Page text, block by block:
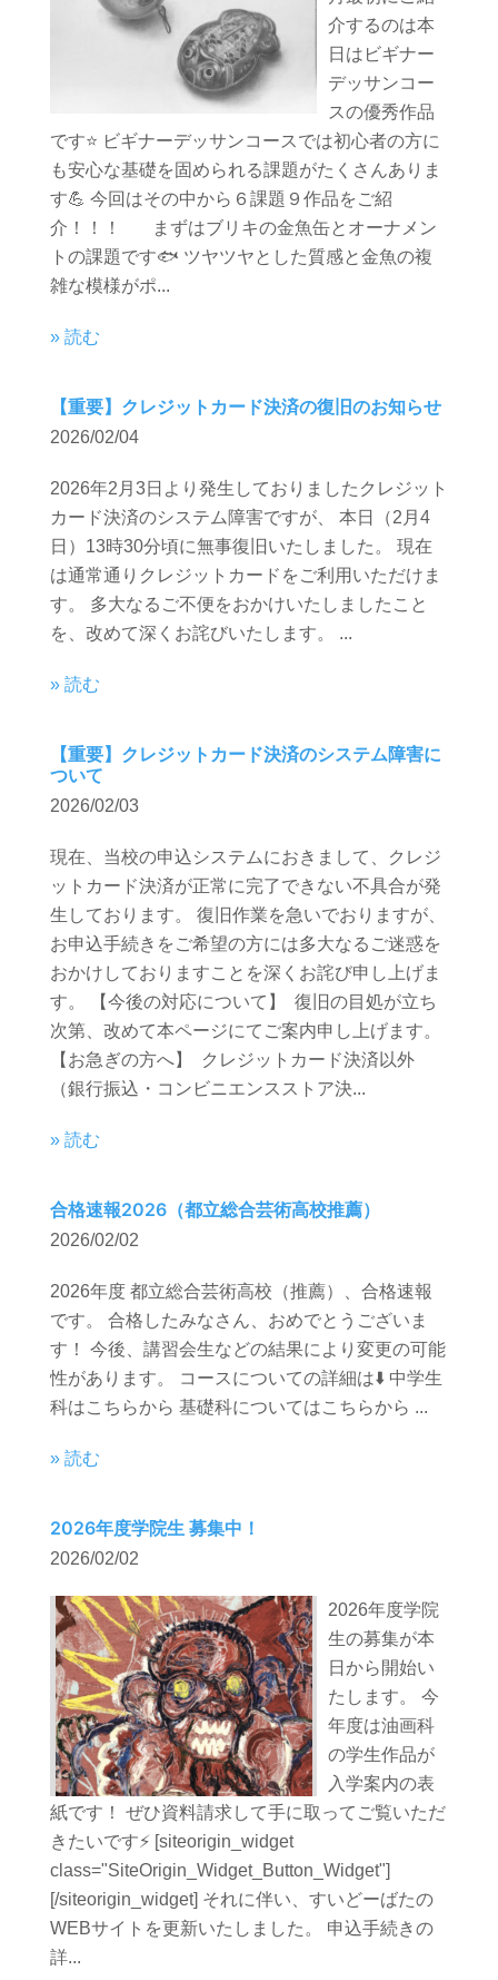
介するのは本
日はビギナー
デッサンコー
スの優秀作品
です⭐️ ビギナーデッサンコースでは初心者の方に
も安心な基礎を固められる課題がたくさんありま
す💪 今回はその中から６課題９作品をご紹
介！！！ まずはブリキの金魚缶とオーナメン
トの課題です🐟 ツヤツヤとした質感と金魚の複
雑な模様がポ...
» 読む
【重要】クレジットカード決済の復旧のお知らせ
2026/02/04
2026年2月3日より発生しておりましたクレジット
カード決済のシステム障害ですが、 本日（2月4
日）13時30分頃に無事復旧いたしました。 現在
は通常通りクレジットカードをご利用いただけま
す。 多大なるご不便をおかけいたしましたこと
を、改めて深くお詫びいたします。 ...
» 読む
【重要】クレジットカード決済のシステム障害に
ついて
2026/02/03
現在、当校の申込システムにおきまして、クレジ
ットカード決済が正常に完了できない不具合が発
生しております。 復旧作業を急いでおりますが、
お申込手続きをご希望の方には多大なるご迷惑を
おかけしておりますことを深くお詫び申し上げま
す。 【今後の対応について】 復旧の目処が立ち
次第、改めて本ページにてご案内申し上げます。
【お急ぎの方へ】 クレジットカード決済以外
（銀行振込・コンビニエンスストア決...
» 読む
合格速報2026（都立総合芸術高校推薦）
2026/02/02
2026年度 都立総合芸術高校（推薦）、合格速報
です。 合格したみなさん、おめでとうございま
す！ 今後、講習会生などの結果により変更の可能
性があります。 コースについての詳細は⬇️ 中学生
科はこちらから 基礎科についてはこちらから ...
» 読む
2026年度学院生 募集中！
2026/02/02
2026年度学院
生の募集が本
日から開始い
たします。 今
年度は油画科
の学生作品が
入学案内の表
紙です！ ぜひ資料請求して手に取ってご覧いただ
きたいです⚡️ [siteorigin_widget
class="SiteOrigin_Widget_Button_Widget"]
[/siteorigin_widget] それに伴い、すいどーばたの
WEBサイトを更新いたしました。 申込手続きの
詳...